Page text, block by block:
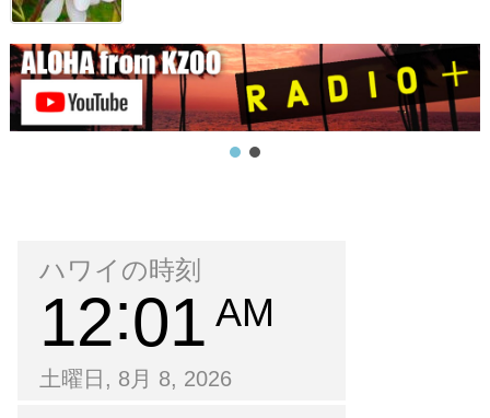
ハワイの時刻
12 01 AM
土曜日, 8月 8, 2026